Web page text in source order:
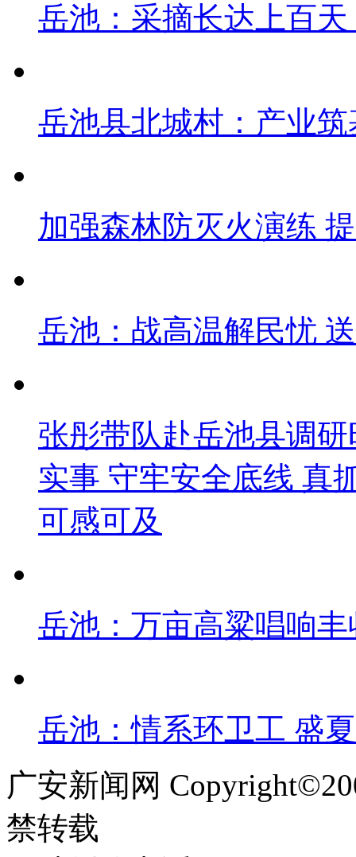
岳池：采摘长达上百
岳池县北城村：产业
加强森林防灭火演练
岳池：战高温解民忧
张彤带队赴岳池县调
实事 守牢安全底线 真
可感可及
岳池：万亩高粱唱响丰
岳池：情系环卫工 盛
广安新闻网
禁转载